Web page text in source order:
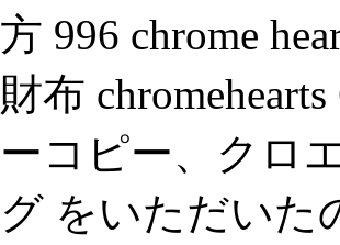
方 996 chrome
財布
ーコピー、クロ
グ をいただいた